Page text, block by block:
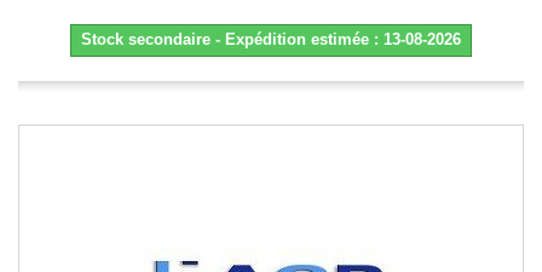
Stock secondaire - Expédition estimée : 13-08-2026